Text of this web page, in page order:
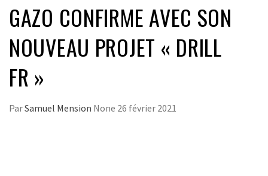
GAZO CONFIRME AVEC SON
NOUVEAU PROJET « DRILL
FR »
ParSamuel Mension None 26 février 2021